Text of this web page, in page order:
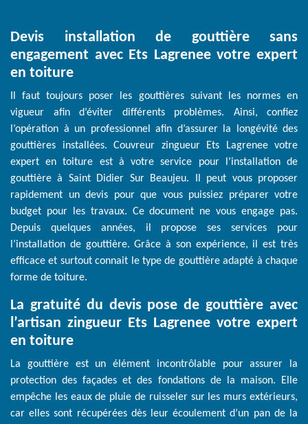
Devis installation de gouttière sans
engagement avec Ets Lagrenee votre expert
en toiture
Il faut toujours poser les gouttières suivant les normes en
vigueur afin d’éviter différents problèmes. Ainsi, confiez
l’opération à un professionnel afin d’assurer la longévité des
gouttières installées. Couvreur zingueur Ets Lagrenee votre
expert en toiture est à votre service pour l’installation de
gouttière à Saint Didier Sur Beaujeu. Il peut vous proposer
rapidement un devis pour que vous puissiez préparer votre
budget pour les travaux. Ce document ne vous engage pas.
Depuis quelques années, il propose ses services pour
l’installation de gouttière. Grâce à son expérience, il est très
efficace et surtout connait le type de gouttière adapté à chaque
forme de toiture.
La gratuité du devis pose de gouttière avec
l’artisan zingueur Ets Lagrenee votre expert
en toiture
La gouttière est un élément incontrôlable pour assurer la
protection des façades et des fondations de la maison. Elle
empêche les eaux de pluie de ruisseler sur les murs extérieurs,
car elles sont récupérées dès leur écoulement d’un pan de la